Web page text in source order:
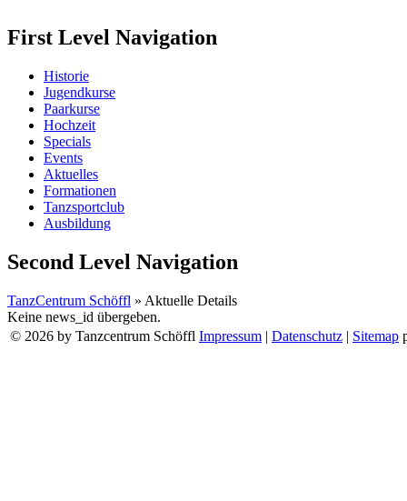
First Level Navigation
Historie
Jugendkurse
Paarkurse
Hochzeit
Specials
Events
Aktuelles
Formationen
Tanzsportclub
Ausbildung
Second Level Navigation
TanzCentrum Schöffl » Aktuelle Details
Keine news_id übergeben.
© 2026 by Tanzcentrum Schöffl Impressum | Datenschutz | Sitemap